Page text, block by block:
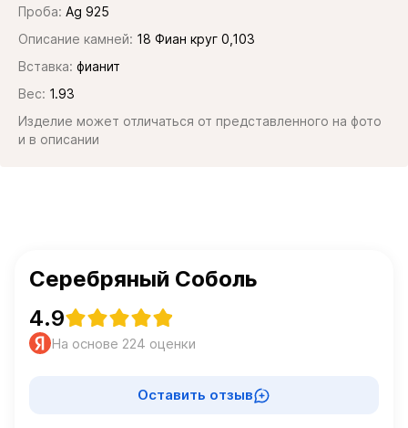
Проба: Ag 925
Описание камней: 18 Фиан круг 0,103
Вставка: фианит
Вес: 1.93
Изделие может отличаться от представленного на фото
и в описании
Серебряный Соболь
4.9
На основе 224 оценки
Оставить отзыв